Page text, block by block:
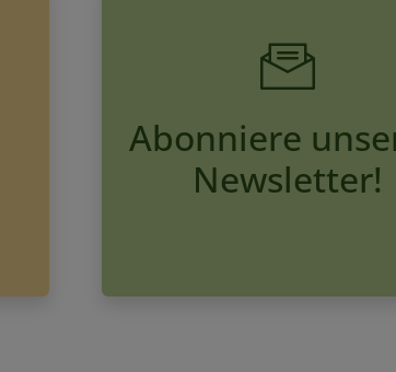
Abonniere
Newsletter!